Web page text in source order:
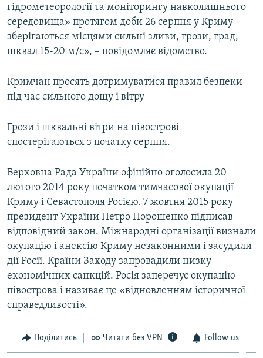
ВІДЕОУРОКИ «ELIFBE»
СВІДЧЕННЯ ОКУПАЦІЇ
ІНФОГРАФІКА
Русский
Qırımtatar
ДОЛУЧАЙСЯ!
Усі сайти RFE/RL
гідрометеорології та моніторингу навколишнього
середовища» протягом доби 26 серпня у Криму
зберігаються місцями сильні зливи, грози, град,
шквал 15-20 м/с», – повідомляє відомство.
Кримчан просять дотримуватися правил безпеки
під час сильного дощу і вітру
Грози і шквальні вітри на півострові
спостерігаються з початку серпня.
Верховна Рада України офіційно оголосила 20
лютого 2014 року початком тимчасової окупації
Криму і Севастополя Росією. 7 жовтня 2015 року
президент України Петро Порошенко підписав
відповідний закон. Міжнародні організації визнали
окупацію і анексію Криму незаконними і засудили
дії Росії. Країни Заходу запровадили низку
економічних санкцій. Росія заперечує окупацію
півострова і називає це «відновленням історичної
справедливості».
Поділитись Читати без VPN Follow us